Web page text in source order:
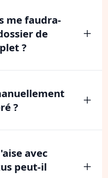
me faudra-
de
?
?
avec
peut-il